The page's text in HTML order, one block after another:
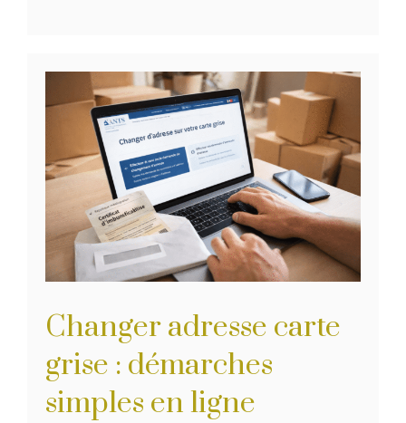
Changer adresse carte
grise : démarches
simples en ligne